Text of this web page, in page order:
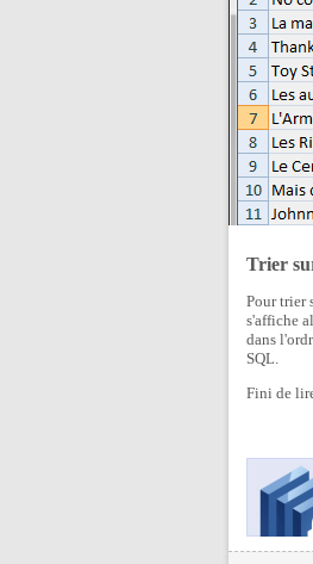
Trier
Pour trier
s'affiche
dans
SQL.
Fini de